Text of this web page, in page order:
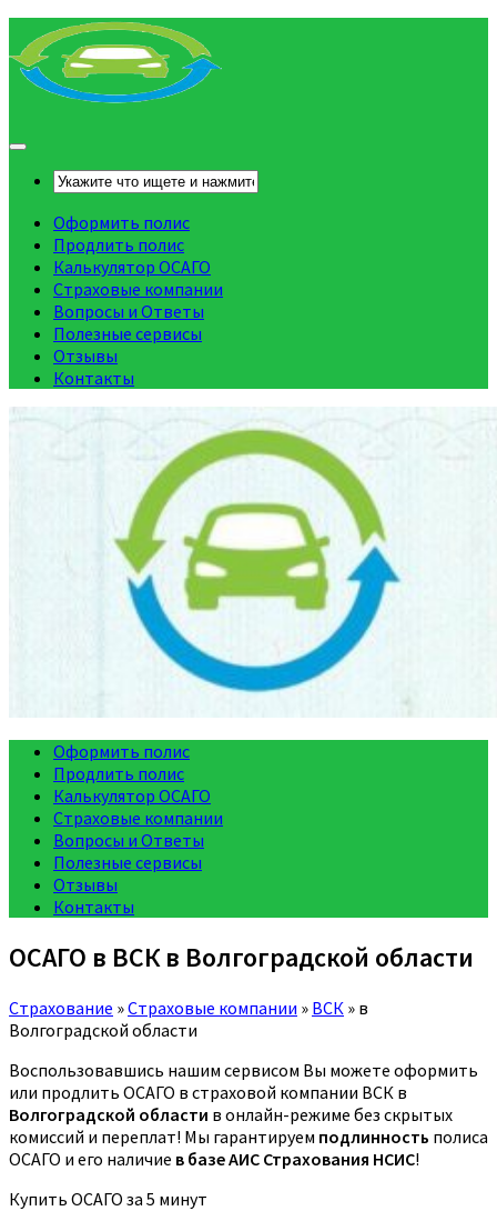
Оформить полис
Продлить полис
Калькулятор ОСАГО
Страховые компании
Вопросы и Ответы
Полезные сервисы
Отзывы
Контакты
Оформить полис
Продлить полис
Калькулятор ОСАГО
Страховые компании
Вопросы и Ответы
Полезные сервисы
Отзывы
Контакты
ОСАГО в ВСК в Волгоградской области
Страхование »Страховые компании » ВСК » в
Волгоградской области
Воспользовавшись нашим сервисом Вы можете оформить
или продлить ОСАГО в страховой компании ВСК в
Волгоградской области в онлайн-режиме без скрытых
комиссий и переплат! Мы гарантируем подлинность полиса
ОСАГО и его наличие в базе АИС Страхования НСИС!
Купить ОСАГО за 5 минут